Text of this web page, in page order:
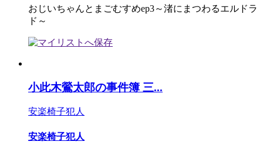
おじいちゃんとまごむすめep3～渚にまつわるエルドラ
ド～
小此木鶯太郎の事件簿 三...
安楽椅子犯人
安楽椅子犯人